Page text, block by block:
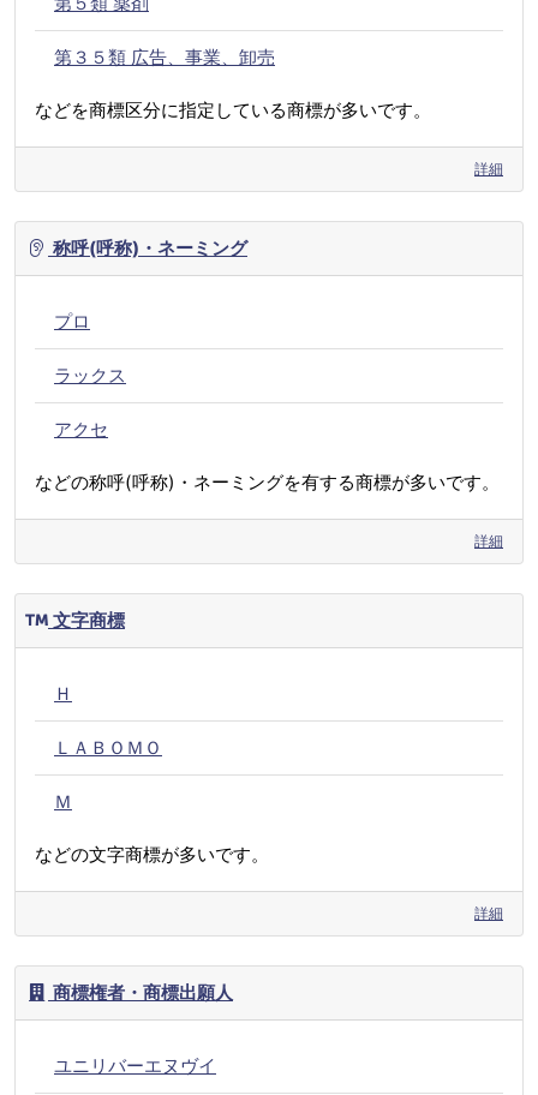
第３５類 広告、事業、卸売
などを商標区分に指定している商標が多いです。
詳細
称呼(呼称)・ネーミング
プロ
ラックス
アクセ
などの称呼(呼称)・ネーミングを有する商標が多いです。
詳細
文字商標
Ｈ
ＬＡＢＯＭＯ
Ｍ
などの文字商標が多いです。
詳細
商標権者・商標出願人
ユニリバーエヌヴイ